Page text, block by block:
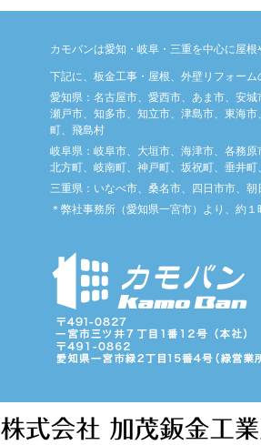
カモバンは愛知・岐阜・三重を中心に屋
下記に、板金工事・屋根、外壁リフォー
愛知県：名古屋市、愛西市、あま市、安
瀬戸市、知多市、知立市、津島市、東海
町、飛島村
岐阜県：岐阜市、大垣市、海津市、各務
北方町、岐南町、神戸町、坂祝町、垂井
三重県：いなべ市、桑名市、四日市市、
＊弊社事務所（愛知県一宮市）より、約